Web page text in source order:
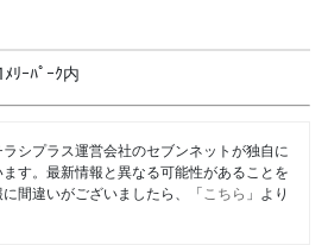
ﾘｰﾊﾟｰｸ内
シプラス運営会社のセブンネットが独自に
す。最新情報と異なる可能性があることを
間違いがございましたら、「 こちら 」より